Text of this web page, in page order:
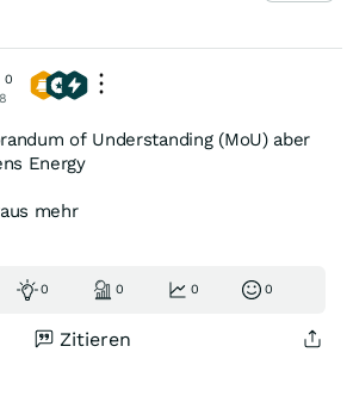
0
of Understanding (MoU) aber
Energy
mehr
0 0 0 0
Zitieren